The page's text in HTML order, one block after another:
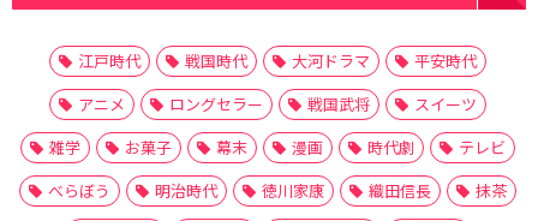
江戸時代 戦国時代 大河ドラマ
平安時代
アニメ
ロングセラー 戦国武将
スイーツ
雑学
お菓子 幕末 漫画 時代劇
テレビ
べらぼう
明治時代 徳川家康 織田信長
抹茶